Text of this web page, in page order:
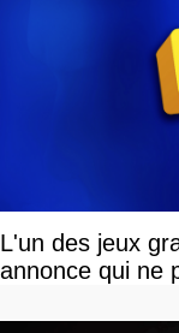
L'un des jeux
annonce qui ne